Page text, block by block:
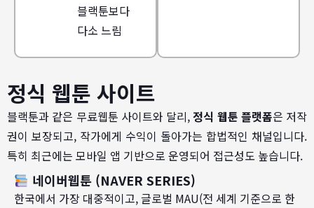
블랙툰보다
다소 느림
정식 웹툰 사이트
블랙툰과 같은 무료웹툰 사이트와 달리,정식 웹툰 플랫폼은 저작
권이 보장되고, 작가에게 수익이 돌아가는 합법적인 채널입니다.
특히 최근에는 모바일 앱 기반으로 운영되어 접근성도 높습니다.
네이버웹툰 (NAVER SERIES)
한국에서 가장 대중적이고, 글로벌 MAU(전 세계 기준으로 한